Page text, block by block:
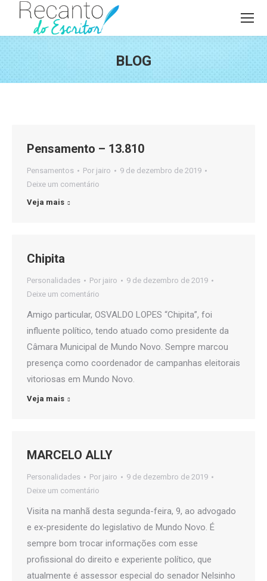
BLOG
Pensamento – 13.810
Pensamentos Por jairo
9 de dezembro de 2019
Deixe um comentário
Veja mais
Chipita
Personalidades Por jairo
9 de dezembro de 2019
Deixe um comentário
Amigo particular, OSVALDO LOPES “Chipita”, foi
influente político, tendo atuado como presidente da
Câmara Municipal de Mundo Novo. Sempre marcou
presença como coordenador de campanhas eleitorais
vitoriosas em Mundo Novo.
Veja mais
MARCELO ALLY
Personalidades Por jairo
9 de dezembro de 2019
Deixe um comentário
Visita na manhã desta segunda-feira, 9, ao advogado
e ex-presidente do legislativo de Mundo Novo. É
sempre bom trocar informações com esse
profissional do direito e experiente político, que
atualmente é assessor especial do senador Nelsinho